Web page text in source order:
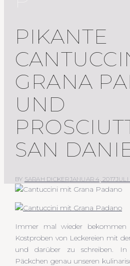
PIKANTE
GRANA
UND
SAN
BY SARAH DICKERJANUAR 4, 2017JULI
Immer mal wieder
Kostproben von Leckereien mit
und darüber zu schreiben.
Päckchen genau unseren